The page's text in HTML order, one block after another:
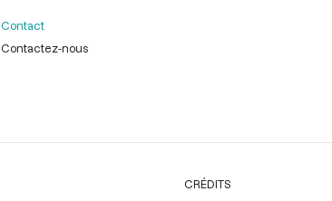
Contact
Contactez-nous
CRÉDITS